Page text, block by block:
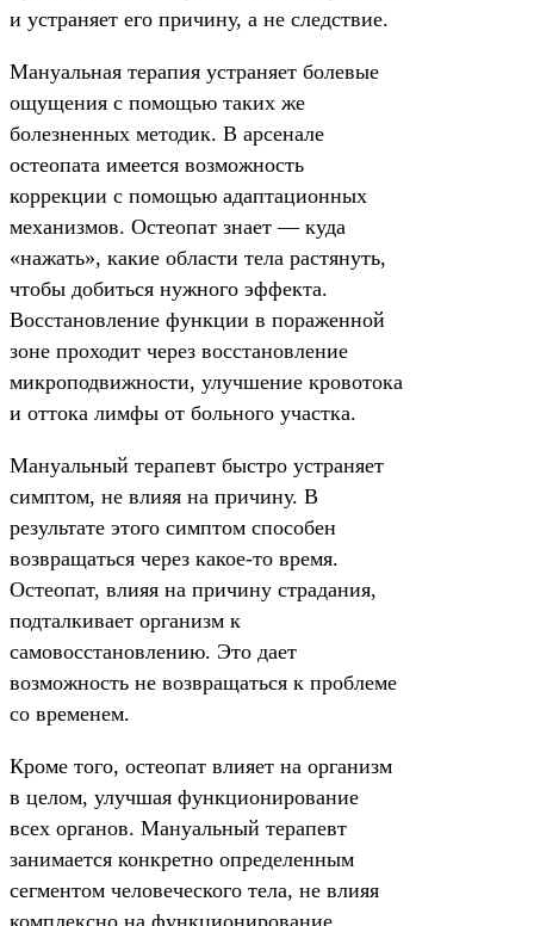
и устраняет его причину, а не следствие.
Мануальная терапия устраняет болевые
ощущения с помощью таких же
болезненных методик. В арсенале
остеопата имеется возможность
коррекции с помощью адаптационных
механизмов. Остеопат знает — куда
«нажать», какие области тела растянуть,
чтобы добиться нужного эффекта.
Восстановление функции в пораженной
зоне проходит через восстановление
микроподвижности, улучшение кровотока
и оттока лимфы от больного участка.
Мануальный терапевт быстро устраняет
симптом, не влияя на причину. В
результате этого симптом способен
возвращаться через какое-то время.
Остеопат, влияя на причину страдания,
подталкивает организм к
самовосстановлению. Это дает
возможность не возвращаться к проблеме
со временем.
Кроме того, остеопат влияет на организм
в целом, улучшая функционирование
всех органов. Мануальный терапевт
занимается конкретно определенным
сегментом человеческого тела, не влияя
комплексно на функционирование